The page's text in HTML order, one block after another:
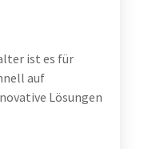
ist es für
auf
Lösungen